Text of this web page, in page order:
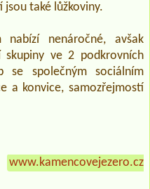
také lůžkoviny.
nabízí nenáročné, avšak
ve 2 podkrovních
společným sociálním
a konvice, samozřejmostí
www.kamencovejezero.cz